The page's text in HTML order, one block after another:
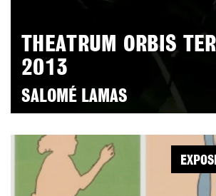
THEATRUM ORBIS
2013
SALOMÉ LAMAS